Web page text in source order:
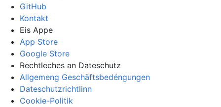
GitHub
Kontakt
Eis Appe
App Store
Google Store
Rechtleches an Dateschutz
Allgemeng Geschäftsbedéngungen
Dateschutzrichtlinn
Cookie-Politik